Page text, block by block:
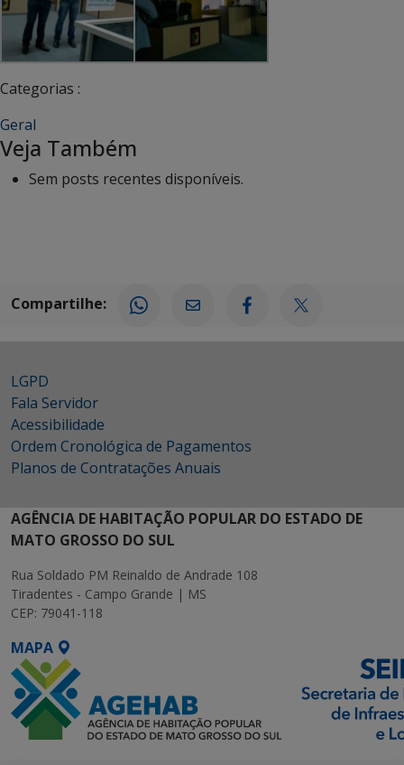
Categorias :
Geral
Veja Também
Sem posts recentes disponíveis.
Compartilhe:
LGPD
Fala Servidor
Acessibilidade
Ordem Cronológica de Pagamentos
Planos de Contratações Anuais
AGÊNCIA DE HABITAÇÃO POPULAR DO ESTADO DE
MATO GROSSO DO SUL
Rua Soldado PM Reinaldo de Andrade 108
Tiradentes - Campo Grande | MS
CEP: 79041-118
MAPA